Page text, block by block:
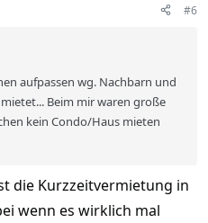
#6
aufpassen wg. Nachbarn und
Beim mir waren große
kein Condo/Haus mieten
die Kurzzeitvermietung in
wenn es wirklich mal